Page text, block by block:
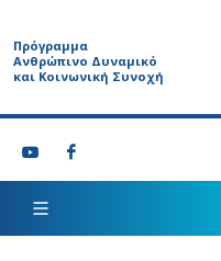
Πρόγραμμα
Ανθρώπινο Δυναμικό
και Κοινωνική Συνοχή